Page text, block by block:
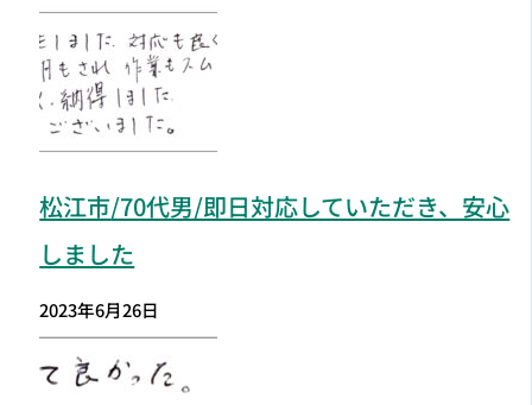
松江市/70代男/即日対応していただき、安心
しました
2023年6月26日